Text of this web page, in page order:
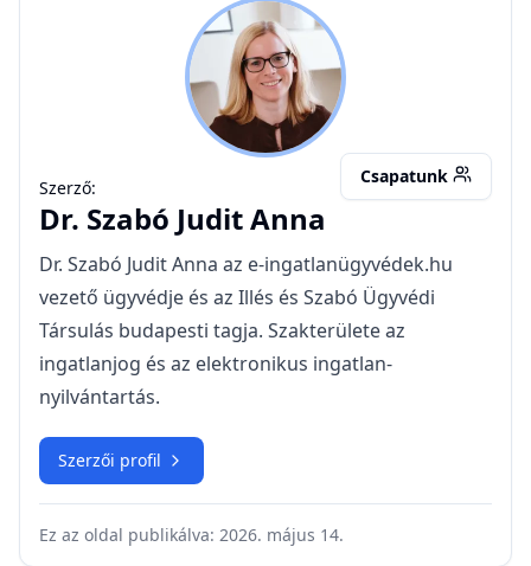
SJA
Szerző:
Csapatunk
Dr. Szabó Judit Anna
Dr. Szabó Judit Anna az e-ingatlanügyvédek.hu
vezető ügyvédje és az Illés és Szabó Ügyvédi
Társulás budapesti tagja. Szakterülete az
ingatlanjog és az elektronikus ingatlan-
nyilvántartás.
Szerzői profil
Ez az oldal publikálva: 2026. május 14.